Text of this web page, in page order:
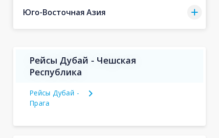
Юго-Восточная Азия
Рейсы Дубай - Чешская
Республика
Рейсы Дубай -
Прага